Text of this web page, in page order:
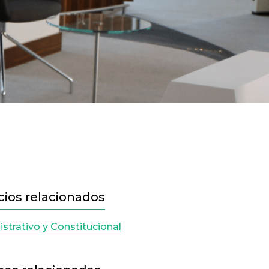
relacionados
y Constitucional